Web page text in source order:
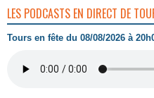
LES PODCASTS EN DIRECT DE
Tours en fête du 08/08/2026 à